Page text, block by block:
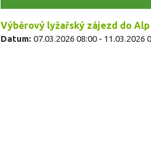
Výběrový lyžařský zájezd do
Datum: 07.03.2026 08:00 - 11.03.2026